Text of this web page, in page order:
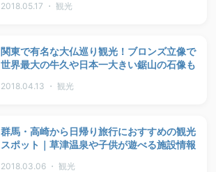
2018.05.17 ・ 観光
関東で有名な大仏巡り観光！ブロンズ立像で
世界最大の牛久や日本一大きい鋸山の石像も
2018.04.13 ・ 観光
群馬・高崎から日帰り旅行におすすめの観光
スポット｜草津温泉や子供が遊べる施設情報
2018.03.06 ・ 観光